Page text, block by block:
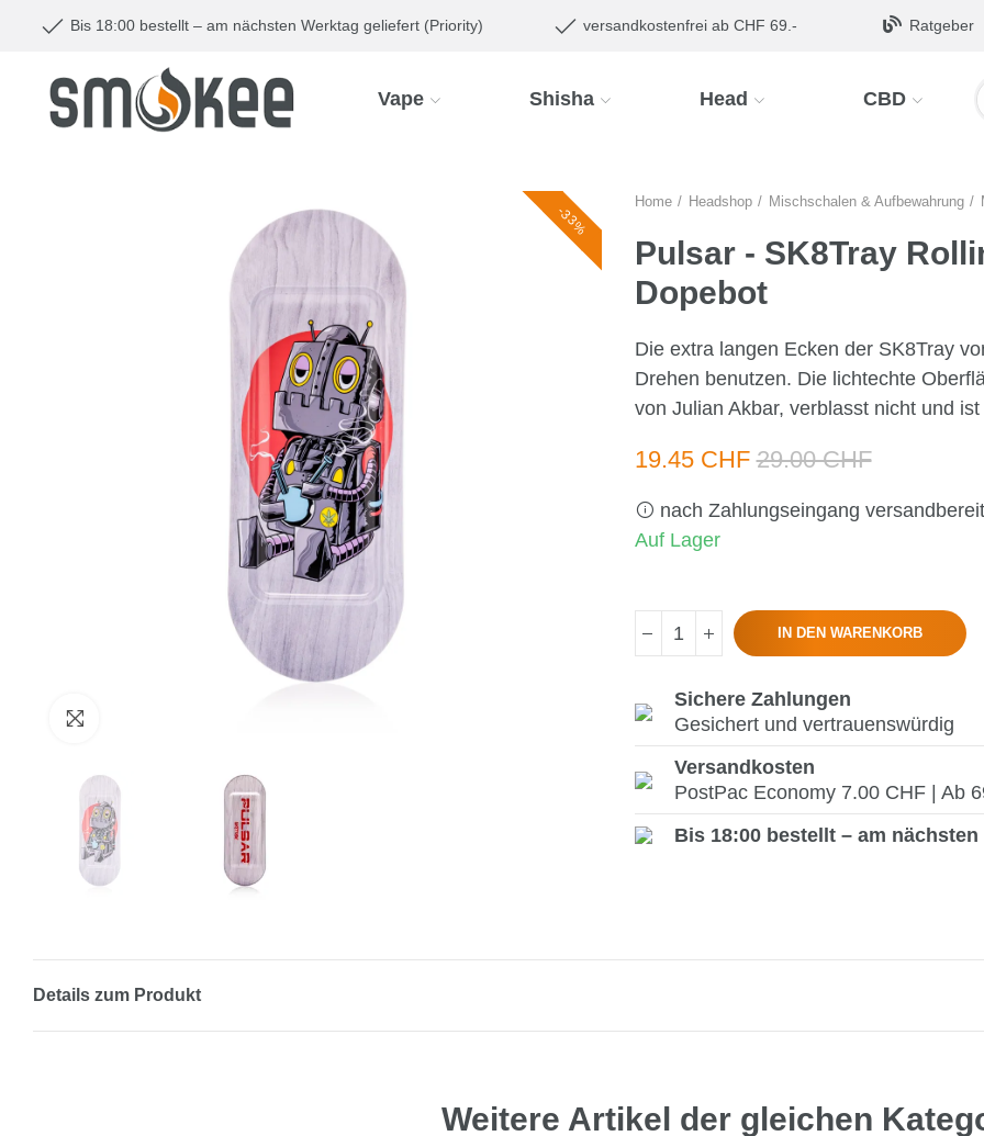
Bis 18:00 bestellt – am nächsten Werktag geliefert (Priority) versandkostenfrei ab CHF 69.- Ratgeber
Vape Shisha Head CBD
-33%
Home Headshop Mischschalen & Aufbewahrung
Pulsar - SK8Tray
Dopebot
Die extra langen Ecken der SK8Tray
Drehen benutzen. Die lichtechte
von Julian Akbar, verblasst nicht und
19.45 CHF29.00 CHF
nach Zahlungseingang versandbereit
Auf Lager
IN DEN WARENKORB
Sichere Zahlungen
Gesichert und vertrauenswürdig
Versandkosten
PostPac Economy 7.00 CHF | Ab
Bis 18:00 bestellt – am
Details zum Produkt
Weitere Artikel der gleichen